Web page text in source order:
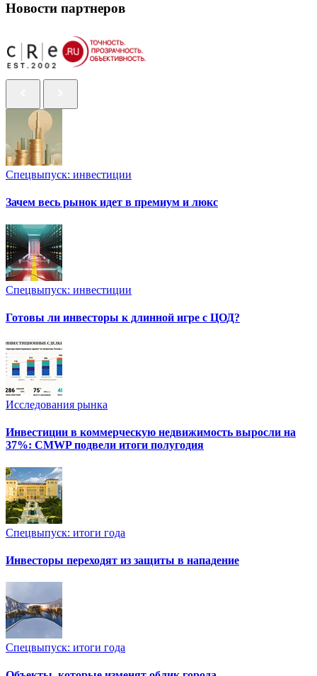
Новости партнеров
Спецвыпуск: инвестиции
Зачем весь рынок идет в премиум и люкс
Спецвыпуск: инвестиции
Готовы ли инвесторы к длинной игре с ЦОД?
Исследования рынка
Инвестиции в коммерческую недвижимость выросли на
37%: CMWP подвели итоги полугодия
Спецвыпуск: итоги года
Инвесторы переходят из защиты в нападение
Спецвыпуск: итоги года